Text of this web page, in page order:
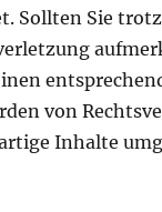
Sollten Sie
von
Inhalte